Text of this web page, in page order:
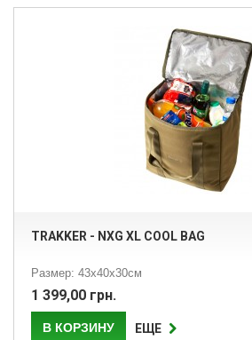
TRAKKER - NXG XL COOL BAG
Размер: 43х40х30см
1 399,00 грн.
В КОРЗИНУ ЕЩЕ